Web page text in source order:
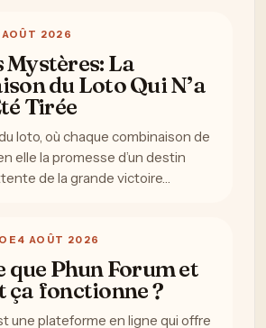
2026
Mystères: La
du Loto Qui N’a
Tirée
loto, où chaque combinaison de
elle la promesse d’un destin
de la grande victoire…
4 AOÛT 2026
que Phun Forum et
ça fonctionne ?
une plateforme en ligne qui offre